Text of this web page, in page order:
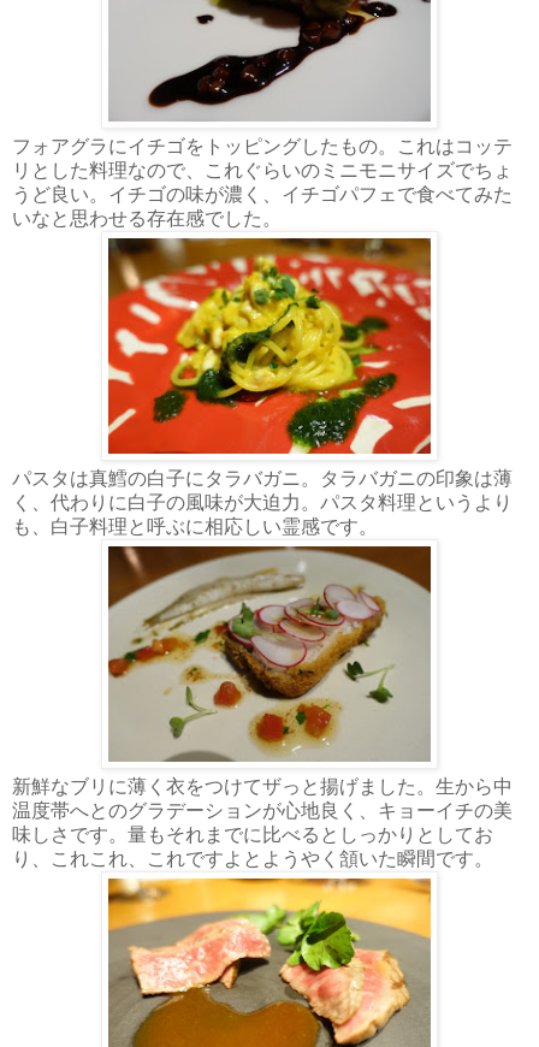
フォアグラにイチゴをトッピングしたもの。これはコッテ
リとした料理なので、これぐらいのミニモニサイズでちょ
うど良い。イチゴの味が濃く、イチゴパフェで食べてみた
いなと思わせる存在感でした。
パスタは真鱈の白子にタラバガニ。タラバガニの印象は薄
く、代わりに白子の風味が大迫力。パスタ料理というより
も、白子料理と呼ぶに相応しい霊感です。
新鮮なブリに薄く衣をつけてザっと揚げました。生から中
温度帯へとのグラデーションが心地良く、キョーイチの美
味しさです。量もそれまでに比べるとしっかりとしてお
り、これこれ、これですよとようやく頷いた瞬間です。